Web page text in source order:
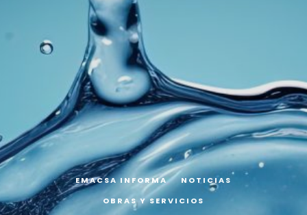
EMACSA INFORMA
NOTICIAS
OBRAS Y SERVICIOS